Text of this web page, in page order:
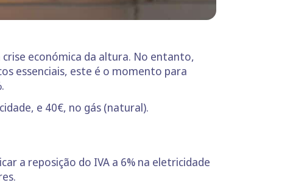
crise económica da altura. No entanto,
essenciais, este é o momento para
e 40€, no gás (natural).
a reposição do IVA a 6% na eletricidade